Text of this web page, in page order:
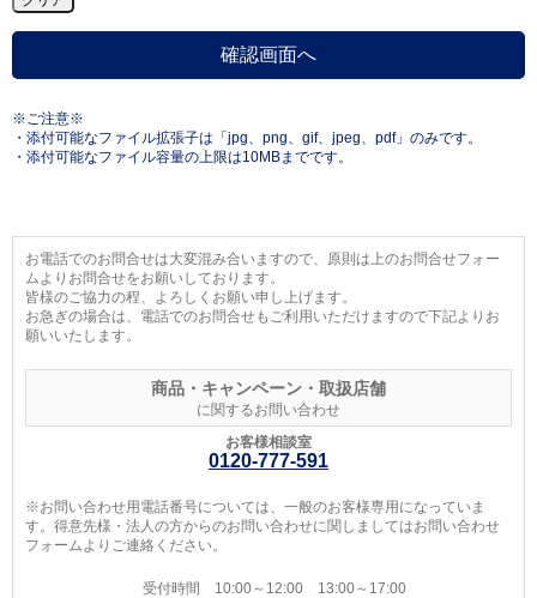
※ご注意※
・添付可能なファイル拡張子は「jpg、png、gif、jpeg、pdf」のみです。
・添付可能なファイル容量の上限は10MBまでです。
お電話でのお問合せは大変混み合いますので、原則は上のお問合せフォー
ムよりお問合せをお願いしております。
皆様のご協力の程、よろしくお願い申し上げます。
お急ぎの場合は、電話でのお問合せもご利用いただけますので下記よりお
願いいたします。
商品・キャンペーン・取扱店舗
に関するお問い合わせ
お客様相談室
0120-777-591
※お問い合わせ用電話番号については、一般のお客様専用になっていま
す。得意先様・法人の方からのお問い合わせに関しましてはお問い合わせ
フォームよりご連絡ください。
受付時間 10:00～12:00 13:00～17:00